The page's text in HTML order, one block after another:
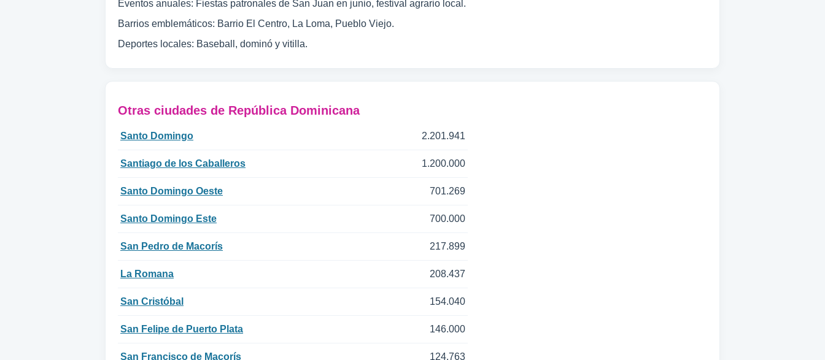
Eventos anuales: Fiestas patronales de San Juan en junio, festival agrario local.
Barrios emblemáticos: Barrio El Centro, La Loma, Pueblo Viejo.
Deportes locales: Baseball, dominó y vitilla.
Otras ciudades de República Dominicana
Santo Domingo 2.201.941
Santiago de los Caballeros 1.200.000
Santo Domingo Oeste 701.269
Santo Domingo Este 700.000
San Pedro de Macorís 217.899
La Romana 208.437
San Cristóbal 154.040
San Felipe de Puerto Plata 146.000
San Francisco de Macorís 124.763